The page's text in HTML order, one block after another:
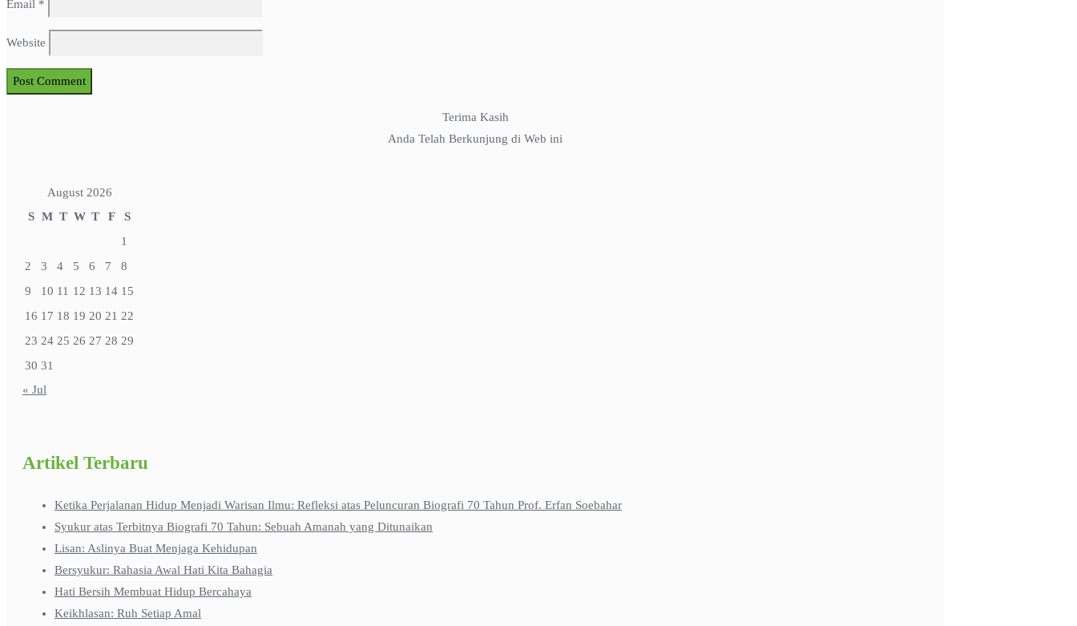
Email *
Website
Terima Kasih
Anda Telah Berkunjung di Web ini
August 2026
S M T W T F
S
1
2
3 4 5 6 7
8
9
10 11 12 13 14 15
16 17 18 19 20 21 22
23 24 25 26 27 28 29
30 31
« Jul
Artikel Terbaru
Ketika Perjalanan Hidup Menjadi Warisan Ilmu: Refleksi atas Peluncuran Biografi 70 Tahun Prof. Erfan Soebahar
Syukur atas Terbitnya Biografi 70 Tahun: Sebuah Amanah yang Ditunaikan
Lisan: Aslinya Buat Menjaga Kehidupan
Bersyukur: Rahasia Awal Hati Kita Bahagia
Hati Bersih Membuat Hidup Bercahaya
Keikhlasan: Ruh Setiap Amal